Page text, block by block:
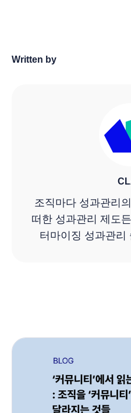
Written by
조직마다 성과관리
떠한 성과관리 제도
터마이징 성과관리